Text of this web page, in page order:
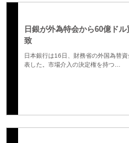
日銀が外為特会から60億ド
致
日本銀行は16日、財務省の外国為替
表した。市場介入の決定権を持つ…